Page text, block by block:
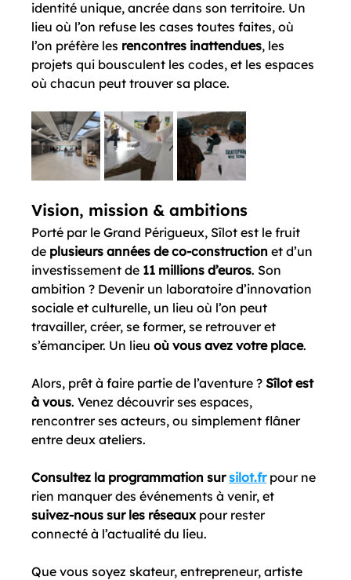
identité unique, ancrée dans son territoire. Un
lieu où l’on refuse les cases toutes faites, où
l’on préfère les rencontres inattendues, les
projets qui bousculent les codes, et les espaces
où chacun peut trouver sa place.
Vision, mission & ambitions
Porté par le Grand Périgueux, Sîlot est le fruit
de plusieurs années de co-construction et d’un
investissement de 11 millions d’euros. Son
ambition ? Devenir un laboratoire d’innovation
sociale et culturelle, un lieu où l’on peut
travailler, créer, se former, se retrouver et
s’émanciper. Un lieu où vous avez votre place.
Alors, prêt à faire partie de l’aventure ? Sîlot est
à vous. Venez découvrir ses espaces,
rencontrer ses acteurs, ou simplement flâner
entre deux ateliers.
Consultez la programmation sur silot.fr pour ne
rien manquer des événements à venir, et
suivez-nous sur les réseaux pour rester
connecté à l’actualité du lieu.
Que vous soyez skateur, entrepreneur, artiste